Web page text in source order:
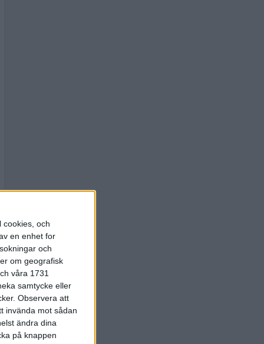
cookies, och
en enhet for
och
om geografisk
våra 1731
samtycke eller
Observera att
invända mot sådan
ändra dina
på knappen